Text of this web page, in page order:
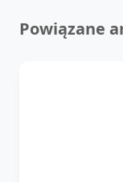
Powiązane